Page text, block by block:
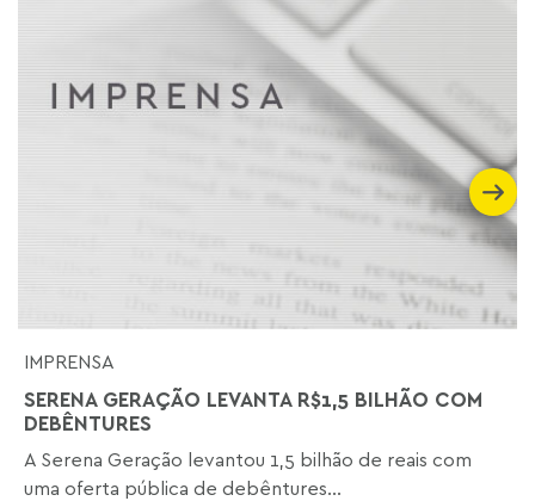
IMPRENSA
SERENA GERAÇÃO LEVANTA R$1,5 BILHÃO COM
DEBÊNTURES
A Serena Geração levantou 1,5 bilhão de reais com
uma oferta pública de debêntures...